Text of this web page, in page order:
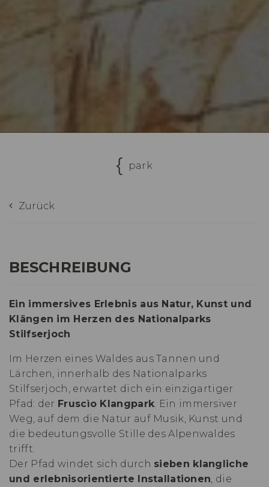
park
Zurück
BESCHREIBUNG
Ein immersives Erlebnis aus Natur, Kunst und
Klängen im Herzen des Nationalparks
Stilfserjoch
Im Herzen eines Waldes aus Tannen und
Lärchen, innerhalb des Nationalparks
Stilfserjoch, erwartet dich ein einzigartiger
Pfad: der Fruscìo Klangpark. Ein immersiver
Weg, auf dem die Natur auf Musik, Kunst und
die bedeutungsvolle Stille des Alpenwaldes
trifft.
Der Pfad windet sich durch sieben klangliche
und erlebnisorientierte Installationen, die